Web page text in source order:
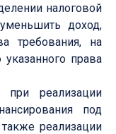
налоговой
доход,
требования, на
права
реализации
под
реализации